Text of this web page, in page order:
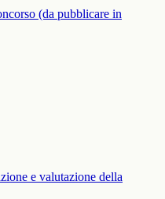
(da pubblicare in
e valutazione della